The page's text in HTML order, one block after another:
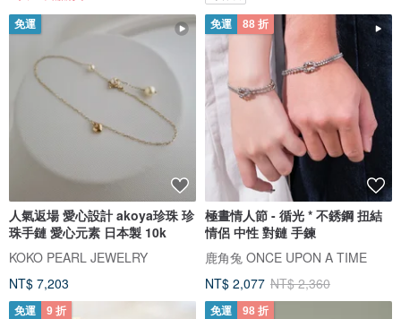
免運
人氣返場 愛心設計 akoya珍珠 珍
珠手鏈 愛心元素 日本製 10k
KOKO PEARL JEWELRY
NT$ 7,203
免運 88 折
極晝情人節 - 循光 * 不銹鋼 扭結
情侶 中性 對鏈 手鍊
鹿角兔 ONCE UPON A TIME
NT$ 2,077 NT$ 2,360
免運 9 折 免運 98 折